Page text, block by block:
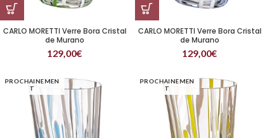
CARLO MORETTI Verre Bora Cristal
de Murano
129,00€
CARLO MORETTI Verre Bora Cristal
de Murano
129,00€
PROCHAINEMEN
T
PROCHAINEMEN
T